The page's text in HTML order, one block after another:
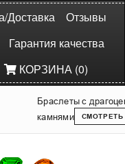
Доставка
Отзывы
Гарантия качества
КОРЗИНА (0)
Браслеты с
камнями
СМОТРЕТЬ